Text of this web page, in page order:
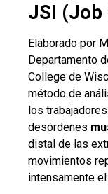
JSI (Job
Elaborado por
Departamento
College de
método de
los
desórdenes
distal de las
movimientos
intensamente